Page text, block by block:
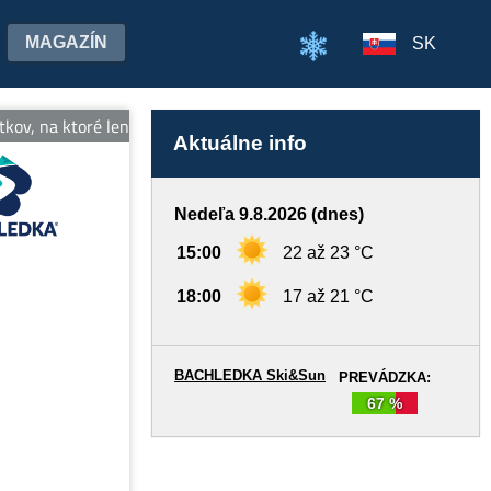
MAGAZÍN SK
ktoré len tak nezabudnete! Tešíme sa na stretnutie! Viac
Aktuálne info
Nedeľa 9.8.2026 (dnes)
15:00 22 až 23 °C
18:00 17 až 21 °C
PREVÁDZKA:
67 %
BACHLEDKA Ski&Sun